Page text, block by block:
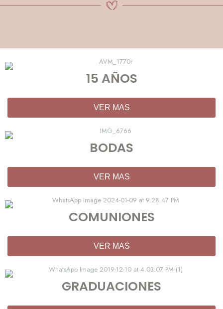
15 AÑOS
VER MAS
BODAS
VER MAS
COMUNIONES
VER MAS
GRADUACIONES